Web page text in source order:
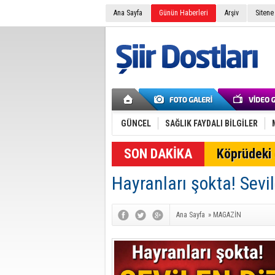
Ana Sayfa Günün Haberleri Arşiv
GÜNCEL SAĞLIK FAYDALI BİLGİLER
SON DAKİKA Köprüdeki
Hayranları şokta!
Ana Sayfa » MAGAZİN